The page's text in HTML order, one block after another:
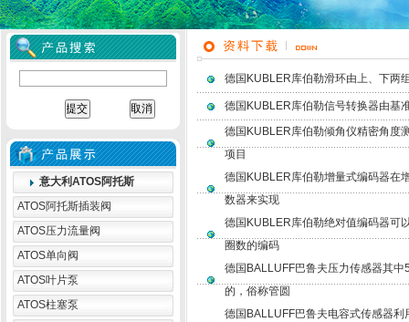
意大利ATOS阿托斯
ATOS阿托斯插装阀
ATOS压力流量阀
ATOS单向阀
ATOS叶片泵
ATOS柱塞泵
德国KUBLER库伯勒滑环由上、下两
德国KUBLER库伯勒信号转换器由基
德国KUBLER库伯勒倾角仪精密角度
项目
德国KUBLER库伯勒增量式编码器在
数器来实现
德国KUBLER库伯勒绝对值编码器可
圈数的编码
德国BALLUFF巴鲁夫压力传感器其
的，俗称管圆
德国BALLUFF巴鲁夫电容式传感器